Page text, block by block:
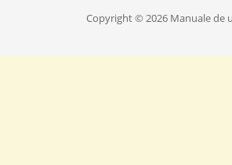
Copyright © 2026 Manuale de